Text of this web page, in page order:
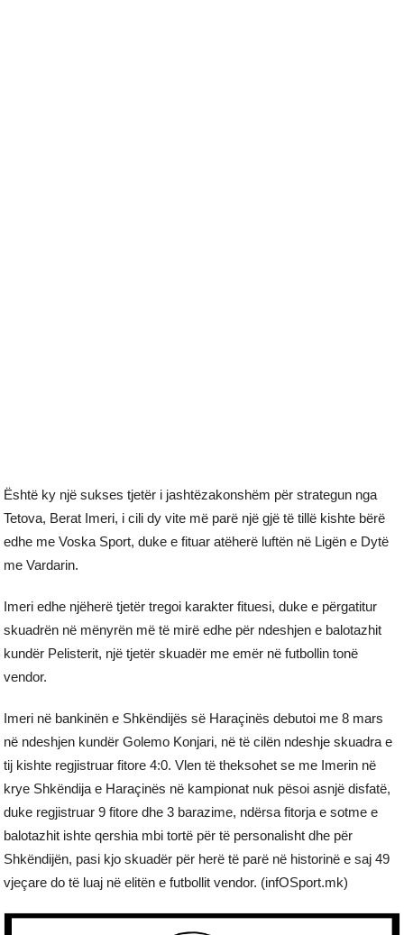
Është ky një sukses tjetër i jashtëzakonshëm për strategun nga
Tetova, Berat Imeri, i cili dy vite më parë një gjë të tillë kishte bërë
edhe me Voska Sport, duke e fituar atëherë luftën në Ligën e Dytë
me Vardarin.
Imeri edhe njëherë tjetër tregoi karakter fituesi, duke e përgatitur
skuadrën në mënyrën më të mirë edhe për ndeshjen e balotazhit
kundër Pelisterit, një tjetër skuadër me emër në futbollin tonë
vendor.
Imeri në bankinën e Shkëndijës së Haraçinës debutoi me 8 mars
në ndeshjen kundër Golemo Konjari, në të cilën ndeshje skuadra e
tij kishte regjistruar fitore 4:0. Vlen të theksohet se me Imerin në
krye Shkëndija e Haraçinës në kampionat nuk pësoi asnjë disfatë,
duke regjistruar 9 fitore dhe 3 barazime, ndërsa fitorja e sotme e
balotazhit ishte qershia mbi tortë për të personalisht dhe për
Shkëndijën, pasi kjo skuadër për herë të parë në historinë e saj 49
vjeçare do të luaj në elitën e futbollit vendor. (infOSport.mk)